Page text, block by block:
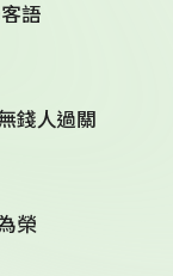
語
錢人過關
榮